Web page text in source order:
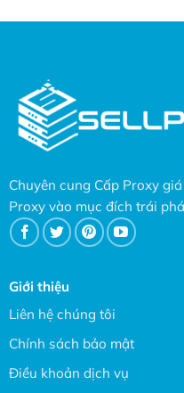
Chuyên cung Cấp Proxy
Proxy vào mục đích trái
Giới thiệu
Liên hệ chúng tôi
Chính sách bảo mật
Điều khoản dịch vụ